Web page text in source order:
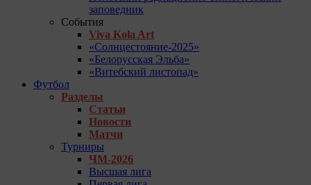
заповедник
События
Viva Kola Art
«Солнцестояние-2025»
«Белорусская Эльба»
«Витебский листопад»
Футбол
Разделы
Статьи
Новости
Матчи
Турниры
ЧМ-2026
Высшая лига